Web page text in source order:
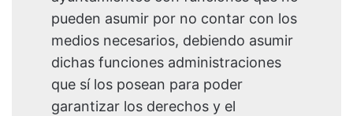
pueden asumir por no contar con los
medios necesarios, debiendo asumir
dichas funciones administraciones
que sí los posean para poder
garantizar los derechos y el